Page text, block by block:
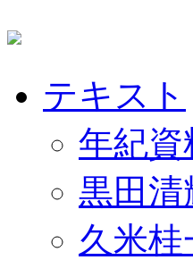
テキスト
年紀資
黒田清
久米